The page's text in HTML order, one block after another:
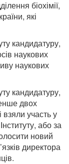
біохімії,
які
кандидатуру,
наукових
наукових
кандидатуру,
двох
взяли участь у
або за
новий
директора